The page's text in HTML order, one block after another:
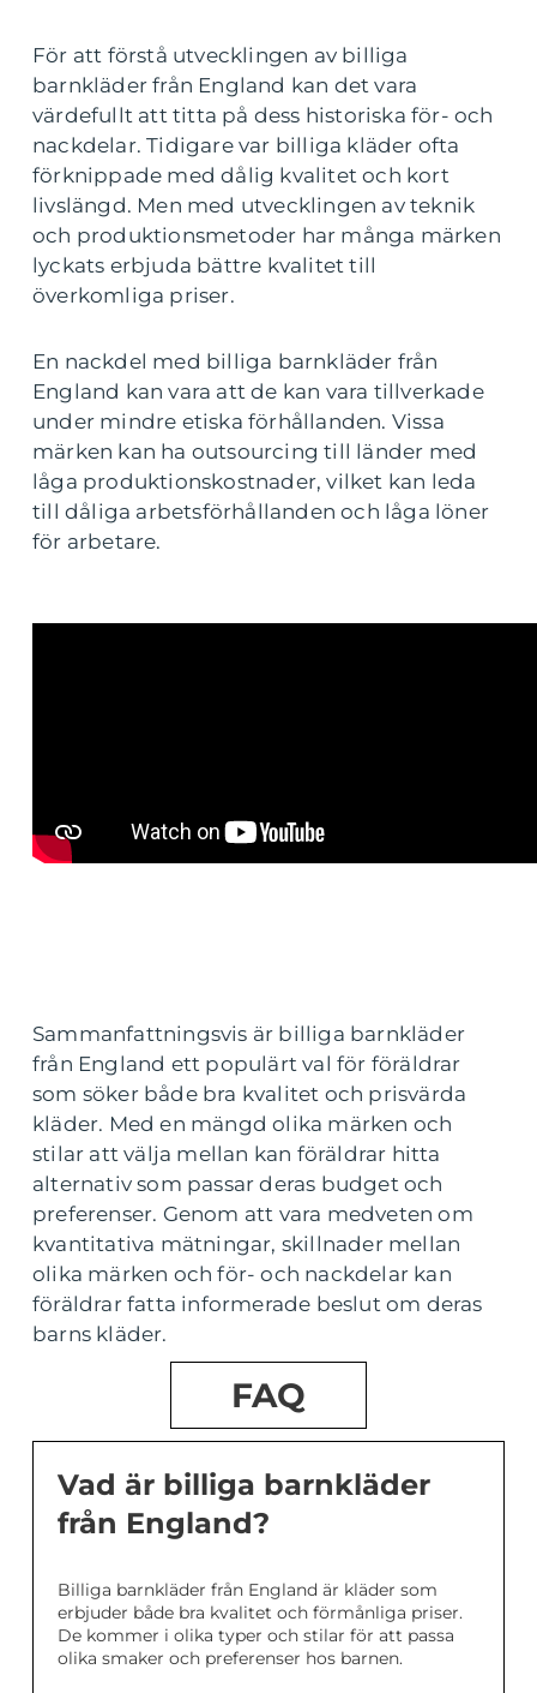
För att förstå utvecklingen av billiga
barnkläder från England kan det vara
värdefullt att titta på dess historiska för- och
nackdelar. Tidigare var billiga kläder ofta
förknippade med dålig kvalitet och kort
livslängd. Men med utvecklingen av teknik
och produktionsmetoder har många märken
lyckats erbjuda bättre kvalitet till
överkomliga priser.
En nackdel med billiga barnkläder från
England kan vara att de kan vara tillverkade
under mindre etiska förhållanden. Vissa
märken kan ha outsourcing till länder med
låga produktionskostnader, vilket kan leda
till dåliga arbetsförhållanden och låga löner
för arbetare.
Sammanfattningsvis är billiga barnkläder
från England ett populärt val för föräldrar
som söker både bra kvalitet och prisvärda
kläder. Med en mängd olika märken och
stilar att välja mellan kan föräldrar hitta
alternativ som passar deras budget och
preferenser. Genom att vara medveten om
kvantitativa mätningar, skillnader mellan
olika märken och för- och nackdelar kan
föräldrar fatta informerade beslut om deras
barns kläder.
FAQ
Vad är billiga barnkläder
från England?
Billiga barnkläder från England är kläder som
erbjuder både bra kvalitet och förmånliga priser.
De kommer i olika typer och stilar för att passa
olika smaker och preferenser hos barnen.